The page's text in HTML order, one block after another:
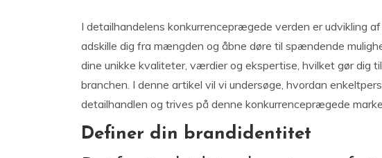
I detailhandelens konkurrenceprægede verden er udvikling
adskille dig fra mængden og åbne døre til spændende
dine unikke kvaliteter, værdier og ekspertise, hvilket gør dig
branchen. I denne artikel vil vi undersøge, hvordan
detailhandlen og trives på denne konkurrenceprægede
Definer din brandidentitet